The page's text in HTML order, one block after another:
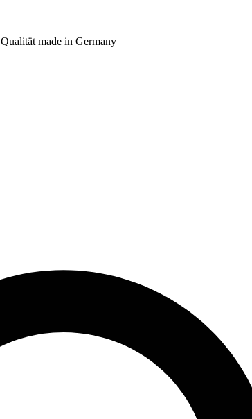
Qualität made in Germany